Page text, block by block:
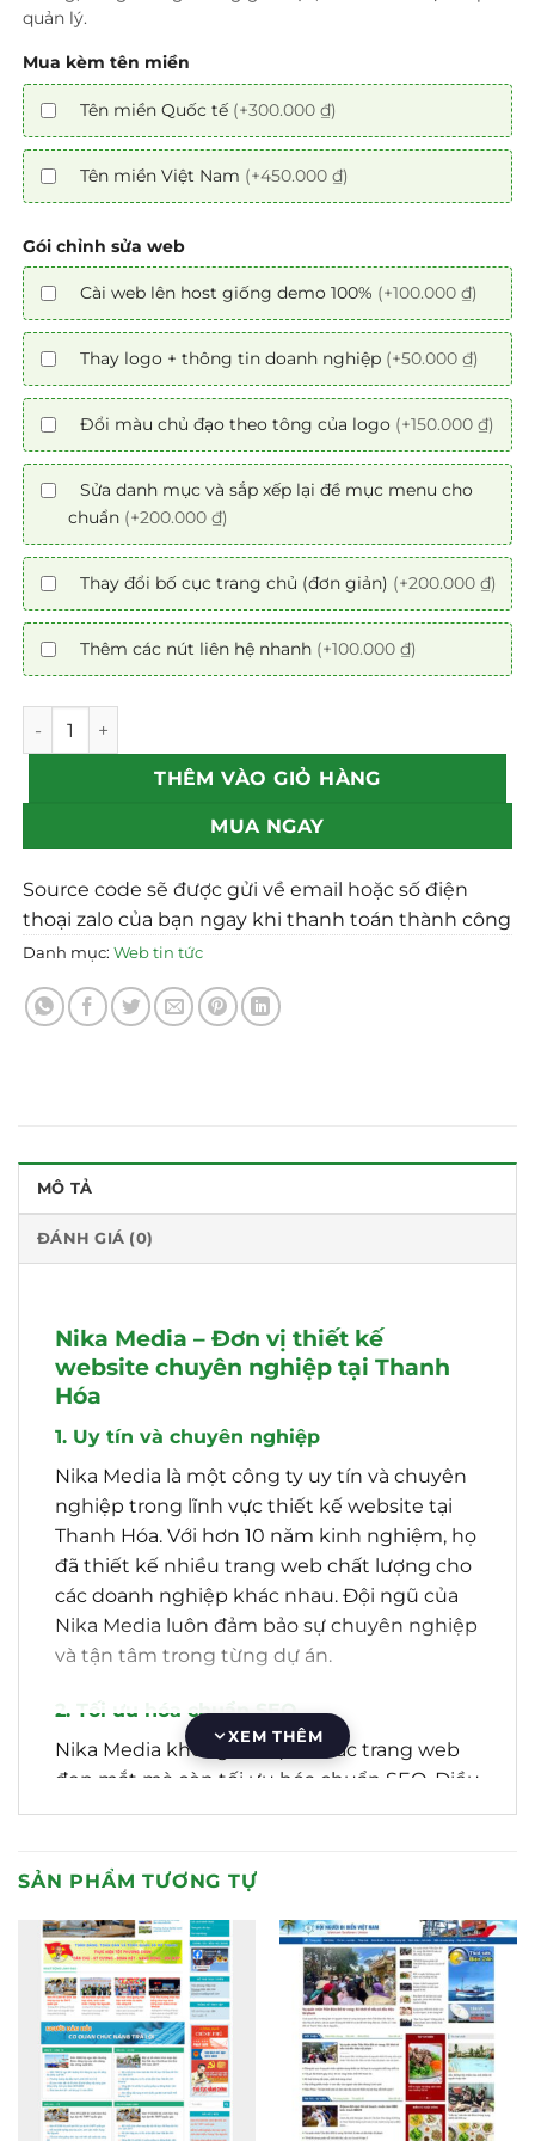
quản lý.
Mua kèm tên miền
Tên miền Quốc tế (+300.000 ₫)
Tên miền Việt Nam (+450.000 ₫)
Gói chỉnh sửa web
Cài web lên host giống demo 100% (+100.000 ₫)
Thay logo + thông tin doanh nghiệp (+50.000 ₫)
Đổi màu chủ đạo theo tông của logo (+150.000 ₫)
Sửa danh mục và sắp xếp lại đề mục menu cho
chuẩn (+200.000 ₫)
Thay đổi bố cục trang chủ (đơn giản) (+200.000 ₫)
Thêm các nút liên hệ nhanh (+100.000 ₫)
Mẫu theme Website tin tức biển đảo chuẩn SEO số lượng
THÊM VÀO GIỎ HÀNG
MUA NGAY
Source code sẽ được gửi về email hoặc số điện
thoại zalo của bạn ngay khi thanh toán thành công
Danh mục:Web tin tức
MÔ TẢ
ĐÁNH GIÁ (0)
Nika Media – Đơn vị thiết kế
website chuyên nghiệp tại Thanh
Hóa
1. Uy tín và chuyên nghiệp
Nika Media là một công ty uy tín và chuyên
nghiệp trong lĩnh vực thiết kế website tại
Thanh Hóa. Với hơn 10 năm kinh nghiệm, họ
đã thiết kế nhiều trang web chất lượng cho
các doanh nghiệp khác nhau. Đội ngũ của
Nika Media luôn đảm bảo sự chuyên nghiệp
và tận tâm trong từng dự án.
2. Tối ưu hóa chuẩn SEO
Nika Media không chỉ tạo ra các trang web
đẹp mắt mà còn tối ưu hóa chuẩn SEO. Điều
này giúp trang web của bạn dễ dàng được
Google. Tối ưu hóa SEO là một yếu tố quan
trọng để thu hút khách hàng và tăng cơ hội
kinh doanh.
3. Hỗ trợ 24/7 và bảo hành trọn đời
Nika Media cam kết hỗ trợ khách hàng 24/7
và bảo hành trọn đời cho các trang web mà
họ thiết kế. Điều này đảm bảo rằng bạn
luôn có sự hỗ trợ khi cần và trang web của
XEM THÊM
SẢN PHẨM TƯƠNG TỰ